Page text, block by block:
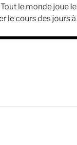
le monde joue
le cours des jours